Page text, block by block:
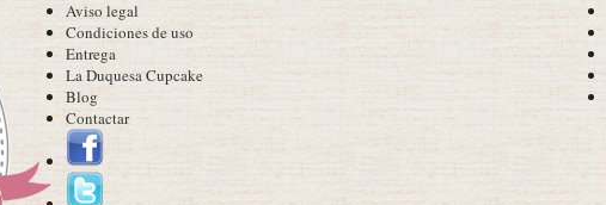
Aviso legal
Condiciones de uso
Entrega
La Duquesa Cupcake
Blog
Contactar